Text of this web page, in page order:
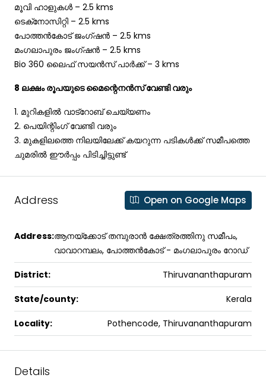
മൂവി ഹാളുകൾ – 2.5 kms
ടെക്‌നോസിറ്റി – 2.5 kms
പോത്തൻകോട് ജംഗ്ഷൻ – 2.5 kms
മംഗലാപുരം ജംഗ്ഷൻ – 2.5 kms
Bio 360 ലൈഫ് സയൻസ് പാർക്ക്‌ – 3 kms
8 ലക്ഷം രൂപയുടെ മൈന്റെനൻസ് വേണ്ടി വരും
1. മുറികളിൽ വാട്റോബ് ചെയ്യണം
2. പെയിന്റിംഗ് വേണ്ടി വരും
3. മുകളിലത്തെ നിലയിലേക്ക് കയറുന്ന പടികൾക്ക് സമീപത്തെ
ചുമരിൽ ഈർപ്പം പിടിച്ചിട്ടുണ്ട്
Address Open on Google Maps
Address:ആനയ്ക്കോട് തമ്പുരാൻ ക്ഷേത്രത്തിനു സമീപം,
വാവാറമ്പലം, പോത്തൻകോട് - മംഗലാപുരം റോഡ്
District: Thiruvananthapuram
State/county: Kerala
Locality: Pothencode, Thiruvananthapuram
Details